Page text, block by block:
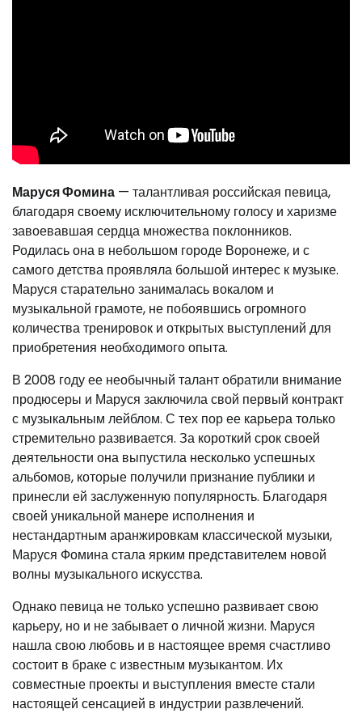
Маруся Фомина — талантливая российская певица,
благодаря своему исключительному голосу и харизме
завоевавшая сердца множества поклонников.
Родилась она в небольшом городе Воронеже, и с
самого детства проявляла большой интерес к музыке.
Маруся старательно занималась вокалом и
музыкальной грамоте, не побоявшись огромного
количества тренировок и открытых выступлений для
приобретения необходимого опыта.
В 2008 году ее необычный талант обратили внимание
продюсеры и Маруся заключила свой первый контракт
с музыкальным лейблом. С тех пор ее карьера только
стремительно развивается. За короткий срок своей
деятельности она выпустила несколько успешных
альбомов, которые получили признание публики и
принесли ей заслуженную популярность. Благодаря
своей уникальной манере исполнения и
нестандартным аранжировкам классической музыки,
Маруся Фомина стала ярким представителем новой
волны музыкального искусства.
Однако певица не только успешно развивает свою
карьеру, но и не забывает о личной жизни. Маруся
нашла свою любовь и в настоящее время счастливо
состоит в браке с известным музыкантом. Их
совместные проекты и выступления вместе стали
настоящей сенсацией в индустрии развлечений.